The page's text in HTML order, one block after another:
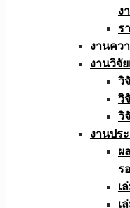
ง
ร
งานคว
งานวิจั
วิ
วิ
วิ
งานปร
ผ
ร
เ
เ